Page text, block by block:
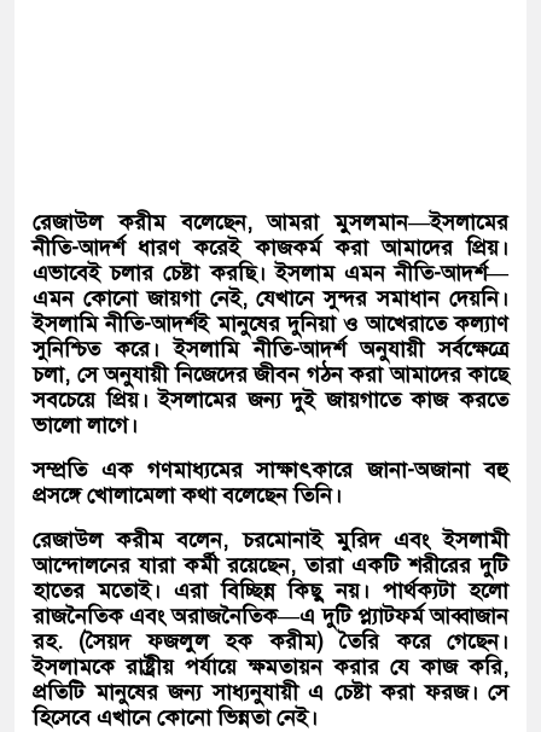
রেজাউল করীম বলেছেন, আমরা মুসলমান—ইসলামের
নীতি-আদর্শ ধারণ করেই কাজকর্ম করা আমাদের প্রিয়।
এভাবেই চলার চেষ্টা করছি। ইসলাম এমন নীতি-আদর্শ—
এমন কোনো জায়গা নেই, যেখানে সুন্দর সমাধান দেয়নি।
ইসলামি নীতি-আদর্শই মানুষের দুনিয়া ও আখেরাতে কল্যাণ
সুনিশ্চিত করে। ইসলামি নীতি-আদর্শ অনুযায়ী সর্বক্ষেত্রে
চলা, সে ‍অনুযায়ী নিজেদের জীবন গঠন করা আমাদের কাছে
সবচেয়ে প্রিয়। ইসলামের জন্য দুই জায়গাতে কাজ করতে
ভালো লাগে।
সম্প্রতি এক গণমাধ্যমের সাক্ষাৎকারে জানা-অজানা বহু
প্রসঙ্গে খোলামেলা কথা বলেছেন তিনি।
রেজাউল করীম বলেন, চরমোনাই মুরিদ এবং ইসলামী
আন্দোলনের যারা কর্মী রয়েছেন, তারা একটি শরীরের দুটি
হাতের মতোই। এরা বিচ্ছিন্ন কিছু নয়। পার্থক্যটা হলো
রাজনৈতিক এবং অরাজনৈতিক—এ দুটি প্ল্যাটফর্ম আব্বাজান
রহ. (সৈয়দ ফজলুল হক করীম) তৈরি করে গেছেন।
ইসলামকে রাষ্ট্রীয় পর্যায়ে ক্ষমতায়ন করার যে কাজ করি,
প্রতিটি মানুষের জন্য সাধ্যনুযায়ী এ চেষ্টা করা ফরজ। সে
হিসেবে এখানে কোনো ভিন্নতা নেই।